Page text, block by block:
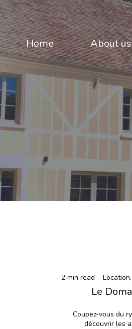
Home About us
2 min read Location,
Le
Coupez-vous du
découvrir les